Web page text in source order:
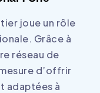
joue un rôle
Grâce à
réseau de
d’offrir
adaptées à